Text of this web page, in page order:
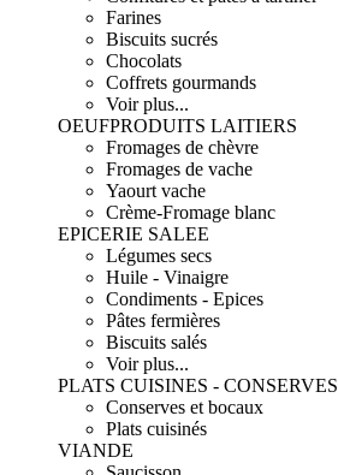
Farines
Biscuits sucrés
Chocolats
Coffrets gourmands
Voir plus...
OEUFPRODUITS LAITIERS
Fromages de chèvre
Fromages de vache
Yaourt vache
Crème-Fromage blanc
EPICERIE SALEE
Légumes secs
Huile - Vinaigre
Condiments - Epices
Pâtes fermières
Biscuits salés
Voir plus...
PLATS CUISINES - CONSERVES
Conserves et bocaux
Plats cuisinés
VIANDE